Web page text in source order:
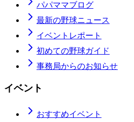
パパママブログ
最新の野球ニュース
イベントレポート
初めての野球ガイド
事務局からのお知らせ
イベント
おすすめイベント